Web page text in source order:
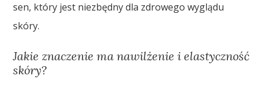
sen, który jest niezbędny dla zdrowego wyglądu
skóry.
Jakie znaczenie ma nawilżenie i elastyczność
skóry?